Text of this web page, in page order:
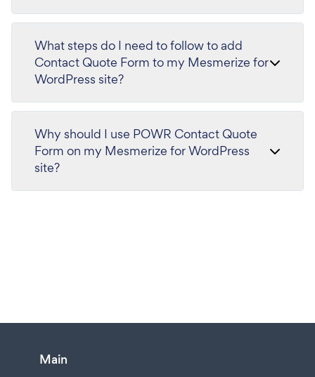
What steps do I need to follow to add
Contact Quote Form to my Mesmerize for
WordPress site?
Why should I use POWR Contact Quote
Form on my Mesmerize for WordPress
site?
Main